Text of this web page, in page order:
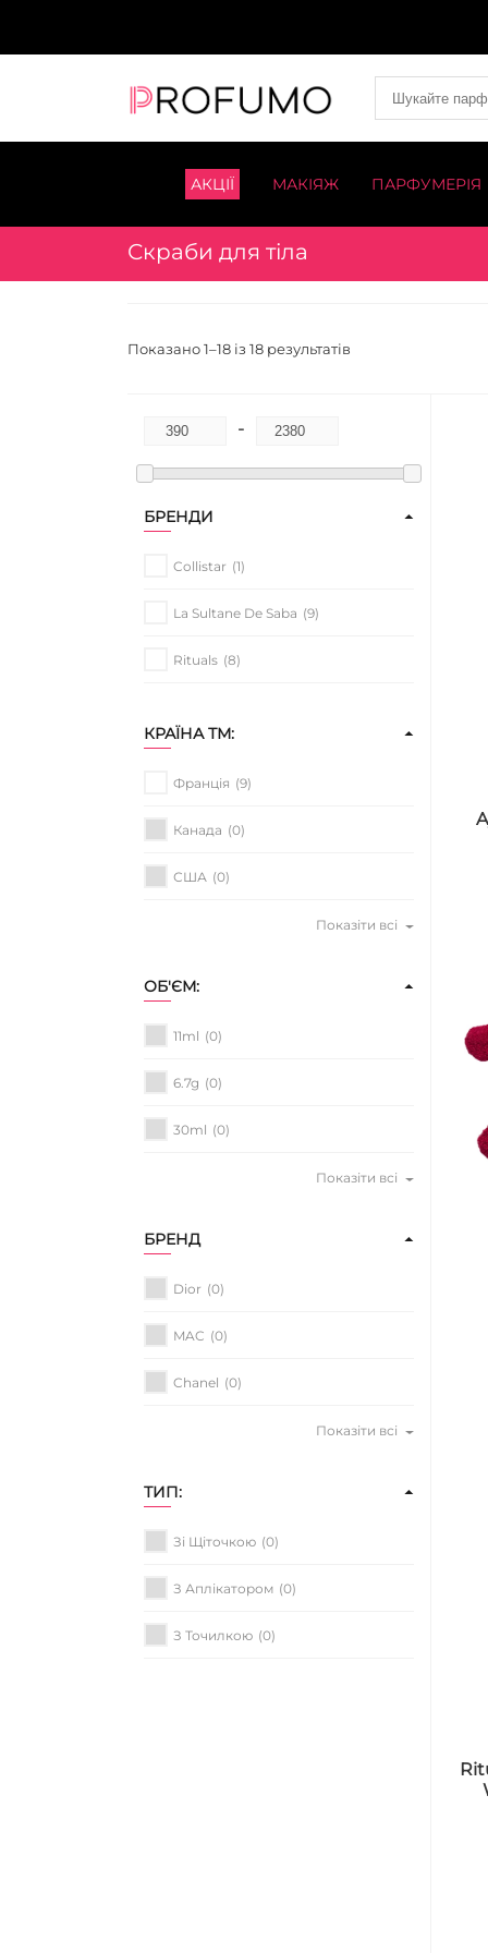
АКЦІЇ МАКІЯЖ ПАРФУМЕРІЯ
Скраби для тіла
Показано 1–18 із 18 результатів
-
БРЕНДИ
Collistar (1)
La Sultane De Saba (9)
Rituals (8)
КРАЇНА ТМ:
Франція (9)
Канада (0)
США (0)
Показіти всі
ОБ'ЄМ:
11ml (0)
6.7g (0)
30ml (0)
Показіти всі
БРЕНД
Dior (0)
MAC (0)
Chanel (0)
Показіти всі
ТИП:
Зі Щіточкою (0)
З Аплікатором (0)
З Точилкою (0)